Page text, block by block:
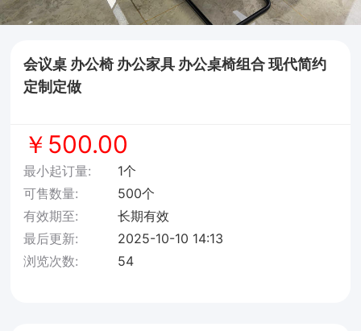
会议桌 办公椅 办公家具 办公桌椅组合 现代简约
定制定做
￥500.00
最小起订量:
1个
可售数量:
500个
有效期至:
长期有效
最后更新:
2025-10-10 14:13
浏览次数:
54